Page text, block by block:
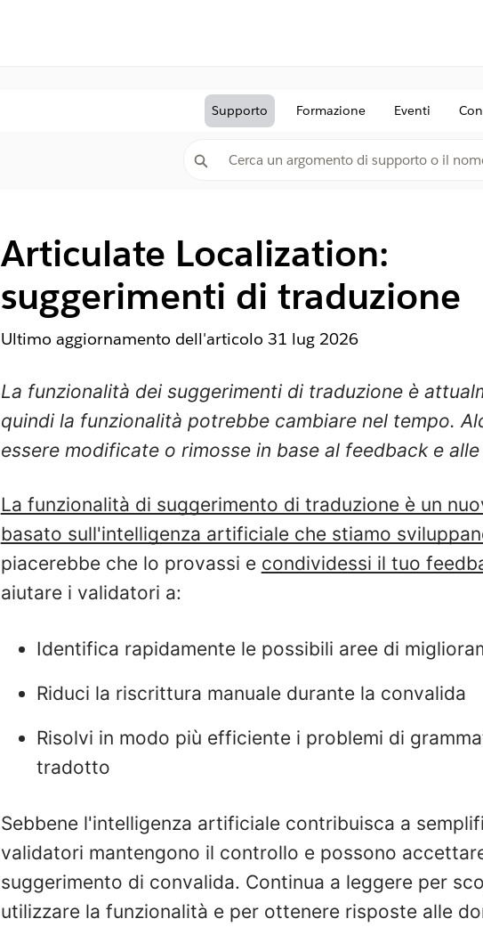
Supporto Formazione Eventi
Articulate Localization:
suggerimenti di traduzione
Ultimo aggiornamento dell'articolo 31 lug 2026
La funzionalità dei suggerimenti di traduzione è
quindi la funzionalità potrebbe cambiare nel tempo.
essere modificate o rimosse in base al feedback e
La funzionalità di suggerimento di traduzione è un
basato sull'intelligenza artificiale che stiamo
piacerebbe che lo provassi e condividessi il tuo
aiutare i validatori a:
Identifica rapidamente le possibili aree di
Riduci la riscrittura manuale durante la convalida
Risolvi in modo più efficiente i problemi di
tradotto
Sebbene l'intelligenza artificiale contribuisca a
validatori mantengono il controllo e possono
suggerimento di convalida. Continua a leggere per
utilizzare la funzionalità e per ottenere risposte alle